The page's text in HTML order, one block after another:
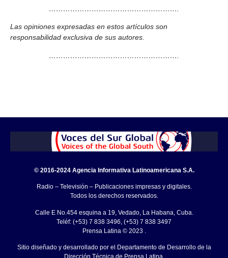
……………………………………………….
Las opiniones expresadas en estos artículos son
responsabilidad exclusiva de sus autores.
……………………………………………….
© 2016-2024 Agencia Informativa Latinoamericana S.A.
Radio – Televisión – Publicaciones impresas y digitales.
Todos los derechos reservados.
Calle E No.454 esquina a 19, Vedado, La Habana, Cuba.
Teléf: (+53) 7 838 3496, (+53) 7 838 3497
Prensa Latina © 2023 .
Sitio diseñado y desarrollado por el Departamento de Desarrollo de la
Dirección Técnica de Prensa Latina.